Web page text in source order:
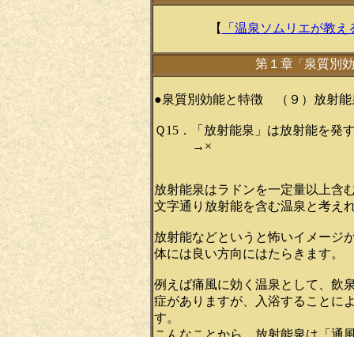
【 「温泉ソムリエが教
第１章 「 泉質別
●泉質別効能と特徴 （９）放射能
Ｑ15．「放射能泉」は放射能を発
→×
放射能泉はラドンを一定量以上含
文字通り放射能を含む温泉と考え
放射能などというと怖いイメージ
体には良い方向にはたらきます。
例えば痛風に効く温泉として、飲
症がありますが、入浴することに
す。
こんなことから、放射能泉は「通